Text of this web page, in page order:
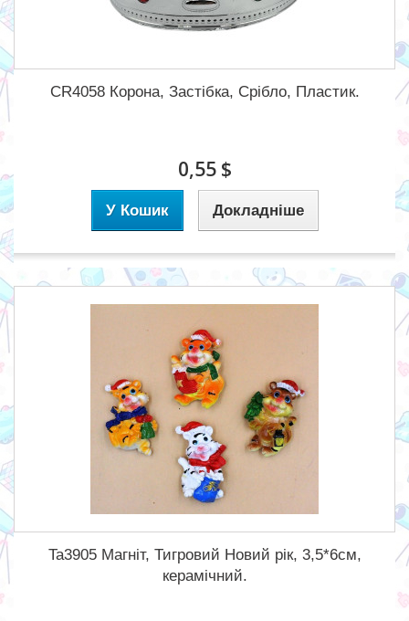
CR4058 Корона, Застібка, Срібло, Пластик.
0,55 $
У Кошик Докладніше
Ta3905 Магніт, Тигровий Новий рік, 3,5*6см,
керамічний.